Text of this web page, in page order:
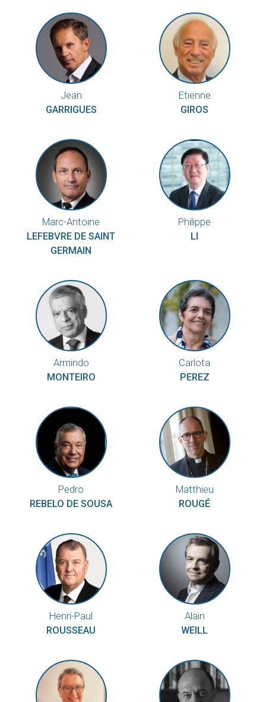
Jean
GARRIGUES
Etienne
GIROS
Marc-Antoine
LEFEBVRE DE SAINT
GERMAIN
Philippe
LI
Armindo
MONTEIRO
Carlota
PEREZ
Pedro
REBELO DE SOUSA
Matthieu
ROUGÉ
Henri-Paul
ROUSSEAU
Alain
WEILL